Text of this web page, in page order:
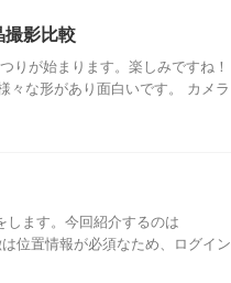
撮影比較
りが始まります。楽しみですね！
々な形があり面白いです。 カメラ
ます。今回紹介するのは
位置情報が必須なため、ログイン